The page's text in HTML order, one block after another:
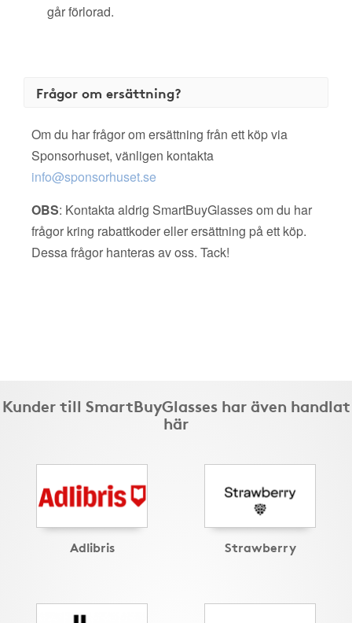
går förlorad.
Frågor om ersättning?
Om du har frågor om ersättning från ett köp via
Sponsorhuset, vänligen kontakta
info@sponsorhuset.se
OBS: Kontakta aldrig SmartBuyGlasses om du har
frågor kring rabattkoder eller ersättning på ett köp.
Dessa frågor hanteras av oss. Tack!
Kunder till SmartBuyGlasses har även handlat
här
Adlibris Strawberry